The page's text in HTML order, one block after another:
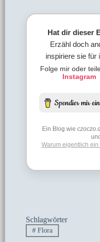
Hat dir dieser
Erzähl doch
inspiriere sie für
Folge mir oder
Instagram
Ein Blog wie
Warum eigentlich
Schlagwörter
#Flora